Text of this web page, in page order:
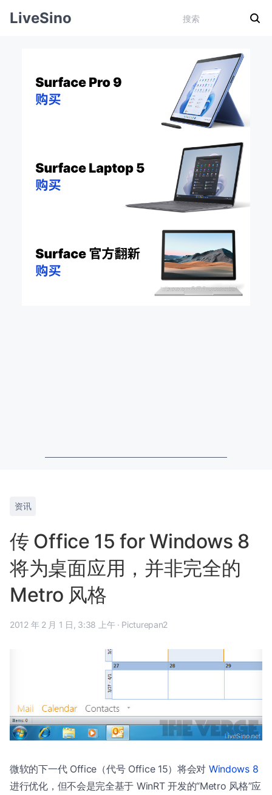
LiveSino
资讯
传 Office 15 for Windows 8
将为桌面应用，并非完全的
Metro 风格
2012 年 2 月 1 日, 3:38 上午 · Picturepan2
微软的下一代 Office（代号 Office 15）将会对 Windows 8
进行优化，但不会是完全基于 WinRT 开发的“Metro 风格”应